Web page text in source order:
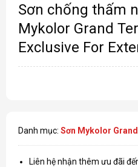
Sơn chống thấm
Mykolor Grand
Exclusive For
Danh mục: Sơn Mykolor Grand
Liên hệ nhận thêm ưu đãi